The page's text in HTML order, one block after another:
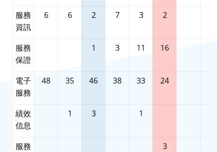
服務
資訊
6 6 2 7 3 2
服務
保證
1 3 11 16
電子
服務
48 35 46 38 33 24
績效
信息
1 3 1
服務
3